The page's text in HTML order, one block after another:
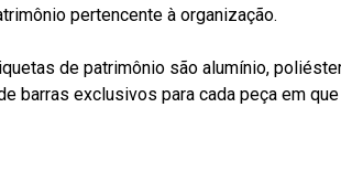
pertencente à organização.
de patrimônio são alumínio,
barras exclusivos para cada peça em